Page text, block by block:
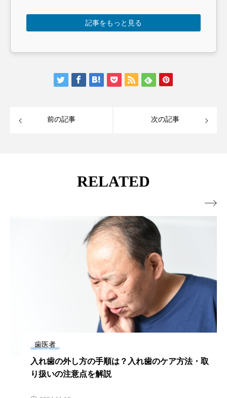
記事をもっと見る
前の記事 次の記事
RELATED
歯医者
入れ歯の外し方の手順は？入れ歯のケア方法・取
り扱いの注意点を解説
